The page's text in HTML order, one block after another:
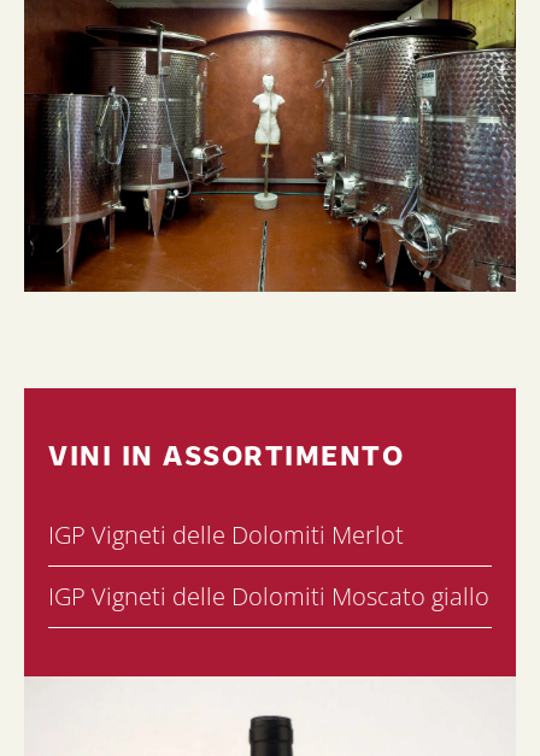
VINI IN ASSORTIMENTO
IGP Vigneti delle Dolomiti Merlot
IGP Vigneti delle Dolomiti Moscato giallo